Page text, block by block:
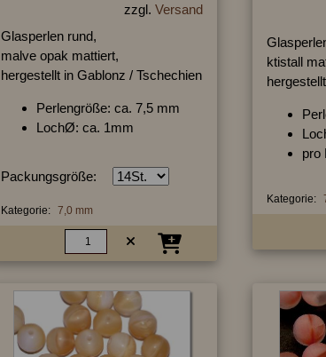
zzgl. Versand
Glasperlen rund,
malve opak mattiert,
hergestellt in Gablonz / Tschechien
Perlengröße: ca. 7,5 mm
LochØ: ca. 1mm
Packungsgröße:
Kategorie: 7,0 mm
ktistall
pro
Kategorie: